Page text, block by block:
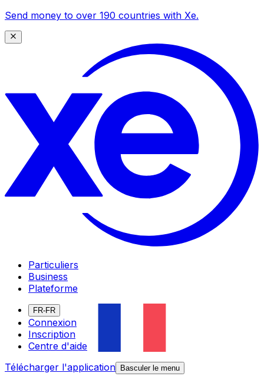
Send money to over 190 countries with Xe.
Particuliers
Business
Plateforme
FR-FR
Connexion
Inscription
Centre d'aide
Télécharger l'application
Basculer le menu